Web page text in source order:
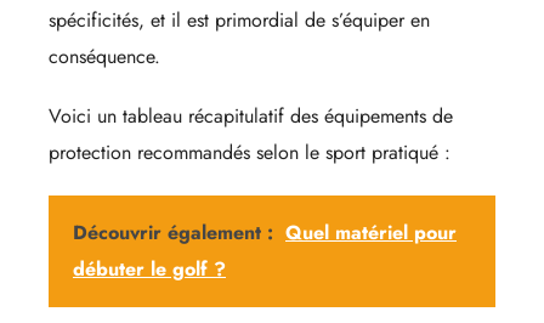
spécificités, et il est primordial de s’équiper en
conséquence.
Voici un tableau récapitulatif des équipements de
protection recommandés selon le sport pratiqué :
Découvrir également : Quel matériel pour
débuter le golf ?